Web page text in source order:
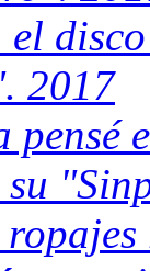
2017
pensé